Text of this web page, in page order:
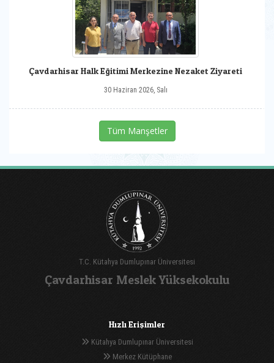
Çavdarhisar Halk Eğitimi Merkezine Nezaket Ziyareti
30 Haziran 2026, Salı
Tüm Manşetler
T.C. Kütahya Dumlupınar Üniversitesi
Çavdarhisar Meslek Yüksekokulu
Hızlı Erişimler
Kütahya Dumlupınar Üniversitesi
Merkez Kütüphane